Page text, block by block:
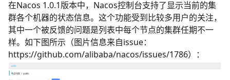
在Nacos 1.0.1版本中，Nacos控制台支持了显示当前的集
群各个机器的状态信息。这个功能受到比较多用户的关注，
其中一个被反馈的问题是列表中每个节点的集群任期不一
样。如下图所示（图片信息来自issue：
https://github.com/alibaba/nacos/issues/1786）：